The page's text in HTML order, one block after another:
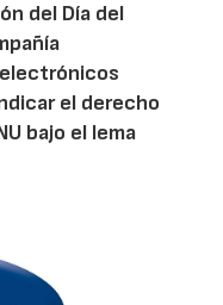
del Día del
el derecho
bajo el lema